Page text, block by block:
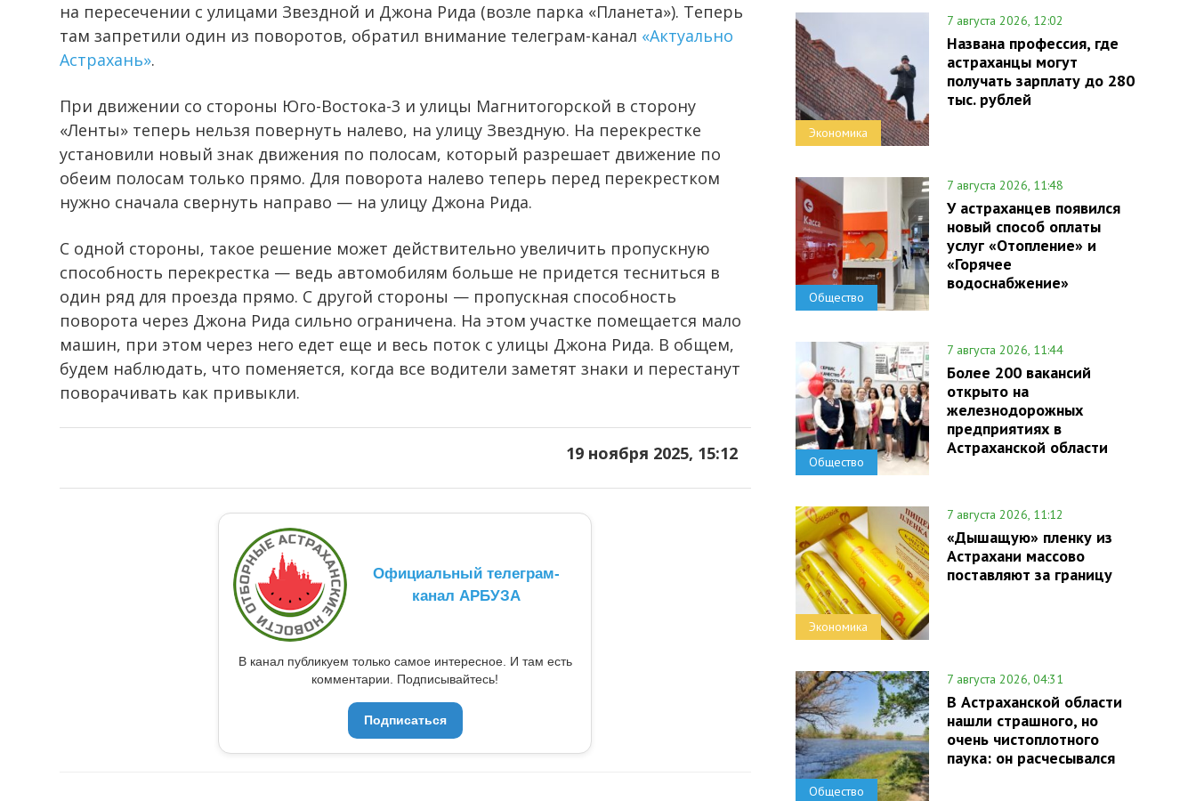
на пересечении с улицами Звездной и Джона Рида (возле парка «Планета»). Теперь
там запретили один из поворотов, обратил внимание телеграм-канал «Актуально
Астрахань».
При движении со стороны Юго-Востока-3 и улицы Магнитогорской в сторону
«Ленты» теперь нельзя повернуть налево, на улицу Звездную. На перекрестке
установили новый знак движения по полосам, который разрешает движение по
обеим полосам только прямо. Для поворота налево теперь перед перекрестком
нужно сначала свернуть направо — на улицу Джона Рида.
С одной стороны, такое решение может действительно увеличить пропускную
способность перекрестка — ведь автомобилям больше не придется тесниться в
один ряд для проезда прямо. С другой стороны — пропускная способность
поворота через Джона Рида сильно ограничена. На этом участке помещается мало
машин, при этом через него едет еще и весь поток с улицы Джона Рида. В общем,
будем наблюдать, что поменяется, когда все водители заметят знаки и перестанут
поворачивать как привыкли.
19 ноября 2025, 15:12
Официальный телеграм-
канал АРБУЗА
В канал публикуем только самое интересное. И там есть
комментарии. Подписывайтесь!
Подписаться
Экономика
7 августа 2026, 12:02
Названа профессия, где
астраханцы могут
получать зарплату до 280
тыс. рублей
Общество
7 августа 2026, 11:48
У астраханцев появился
новый способ оплаты
услуг «Отопление» и
«Горячее
водоснабжение»
Общество
7 августа 2026, 11:44
Более 200 вакансий
открыто на
железнодорожных
предприятиях в
Астраханской области
Экономика
7 августа 2026, 11:12
«Дышащую» пленку из
Астрахани массово
поставляют за границу
Общество
7 августа 2026, 04:31
В Астраханской области
нашли страшного, но
очень чистоплотного
паука: он расчесывался